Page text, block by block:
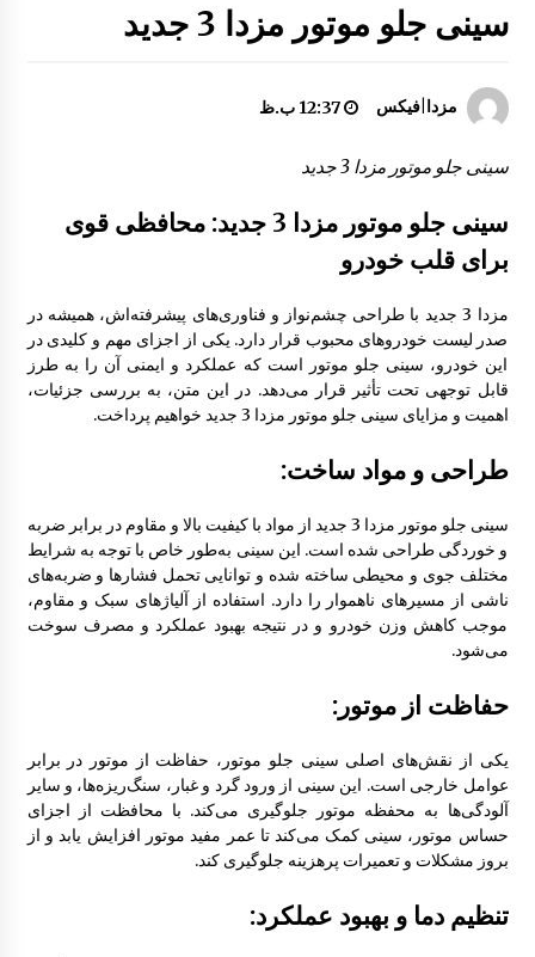
تیغه برف پاکن مزدا 323 GLX , FL
10:37 ق.ظ
درب مزدا 323 GLX , FL
سپر جلو مزدا 323 GLX , FL
جلو پنجره مزدا 323 GLX , FL
1:42 ب.ظ
شیشه آینه مزدا 323 GLX, FL
سینی جلو موتور مزدا 323 GLX ,FL
1:51 ب.ظ
گل پخش کن مزدا 323 GLX , FL
سینی جلو موتور مزدا 3 جدید
مزدا|فیکس 12:37 ب.ظ
سینی جلو موتور مزدا 3 جدید
سینی جلو موتور مزدا 3 جدید: محافظی قوی
برای قلب خودرو
مزدا 3 جدید با طراحی چشم‌نواز و فناوری‌های پیشرفته‌اش، همیشه در
صدر لیست خودروهای محبوب قرار دارد. یکی از اجزای مهم و کلیدی در
این خودرو، سینی جلو موتور است که عملکرد و ایمنی آن را به طرز
قابل توجهی تحت تأثیر قرار می‌دهد. در این متن، به بررسی جزئیات،
اهمیت و مزایای سینی جلو موتور مزدا 3 جدید خواهیم پرداخت.
طراحی و مواد ساخت:
سینی جلو موتور مزدا 3 جدید از مواد با کیفیت بالا و مقاوم در برابر ضربه
و خوردگی طراحی شده است. این سینی به‌طور خاص با توجه به شرایط
مختلف جوی و محیطی ساخته شده و توانایی تحمل فشارها و ضربه‌های
ناشی از مسیرهای ناهموار را دارد. استفاده از آلیاژهای سبک و مقاوم،
موجب کاهش وزن خودرو و در نتیجه بهبود عملکرد و مصرف سوخت
می‌شود.
حفاظت از موتور:
یکی از نقش‌های اصلی سینی جلو موتور، حفاظت از موتور در برابر
عوامل خارجی است. این سینی از ورود گرد و غبار، سنگ‌ریزه‌ها، و سایر
آلودگی‌ها به محفظه موتور جلوگیری می‌کند. با محافظت از اجزای
حساس موتور، سینی کمک می‌کند تا عمر مفید موتور افزایش یابد و از
بروز مشکلات و تعمیرات پرهزینه جلوگیری کند.
تنظیم دما و بهبود عملکرد: